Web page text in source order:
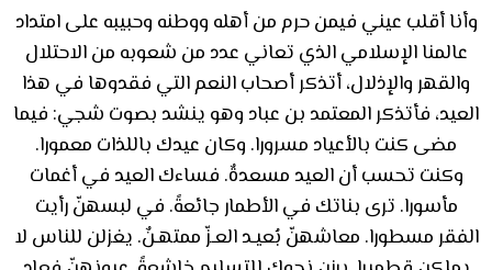
وأنا أقلب عيني فيمن حرم من أهله ووطنه وحبيبه على امتداد
عالمنا الإسلامي الذي تعاني عدد من شعوبه من الاحتلال
والقهر والإذلال، أتذكر أصحاب النعم التي فقدوها في هذا
العيد، فأتذكر المعتمد بن عباد وهو ينشد بصوت شجي: فيما
مضى كنت بالأعياد مسرورا. وكان عيدك باللذات معمورا.
وكنت تحسب أن العيد مسعدةٌ. فساءك العيد في أغمات
مأسورا. ترى بناتك في الأطمار جائعةً. في لبسهنّ رأيت
الفقر مسطورا. معاشهنّ بُعيـد العـزّ ممتهـنٌ. يغزلن للناس لا